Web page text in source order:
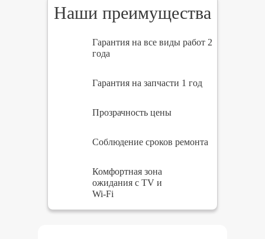
Наши преимущества
Гарантия на все виды работ 2
года
Гарантия на запчасти 1 год
Прозрачность цены
Соблюдение сроков ремонта
Комфортная зона
ожидания с TV и
Wi-Fi